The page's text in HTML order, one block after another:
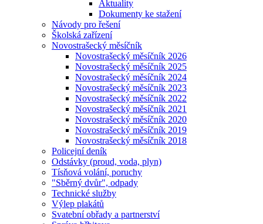
Aktuality
Dokumenty ke stažení
Návody pro řešení
Školská zařízení
Novostrašecký měsíčník
Novostrašecký měsíčník 2026
Novostrašecký měsíčník 2025
Novostrašecký měsíčník 2024
Novostrašecký měsíčník 2023
Novostrašecký měsíčník 2022
Novostrašecký měsíčník 2021
Novostrašecký měsíčník 2020
Novostrašecký měsíčník 2019
Novostrašecký měsíčník 2018
Policejní deník
Odstávky (proud, voda, plyn)
Tísňová volání, poruchy
"Sběrný dvůr", odpady
Technické služby
Výlep plakátů
Svatební obřady a partnerství